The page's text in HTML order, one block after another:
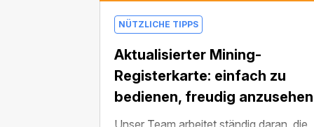
NÜTZLICHE TIPPS
Aktualisierter Mining-
Registerkarte: einfach zu
bedienen, freudig anzusehen
Unser Team arbeitet ständig daran, die